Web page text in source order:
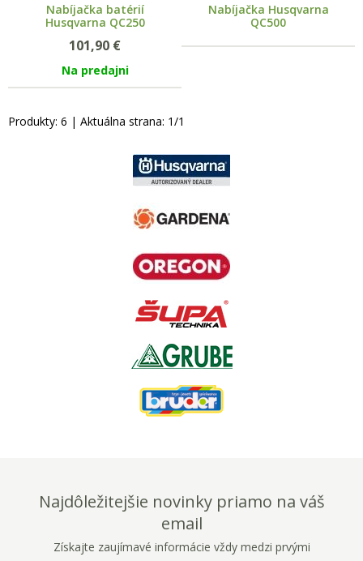
Nabíjačka batérií
Husqvarna QC250
101,90 €
Na predajni
Nabíjačka Husqvarna
QC500
Produkty: 6 | Aktuálna strana: 1/1
Najdôležitejšie novinky priamo na váš
email
Získajte zaujímavé informácie vždy medzi prvými